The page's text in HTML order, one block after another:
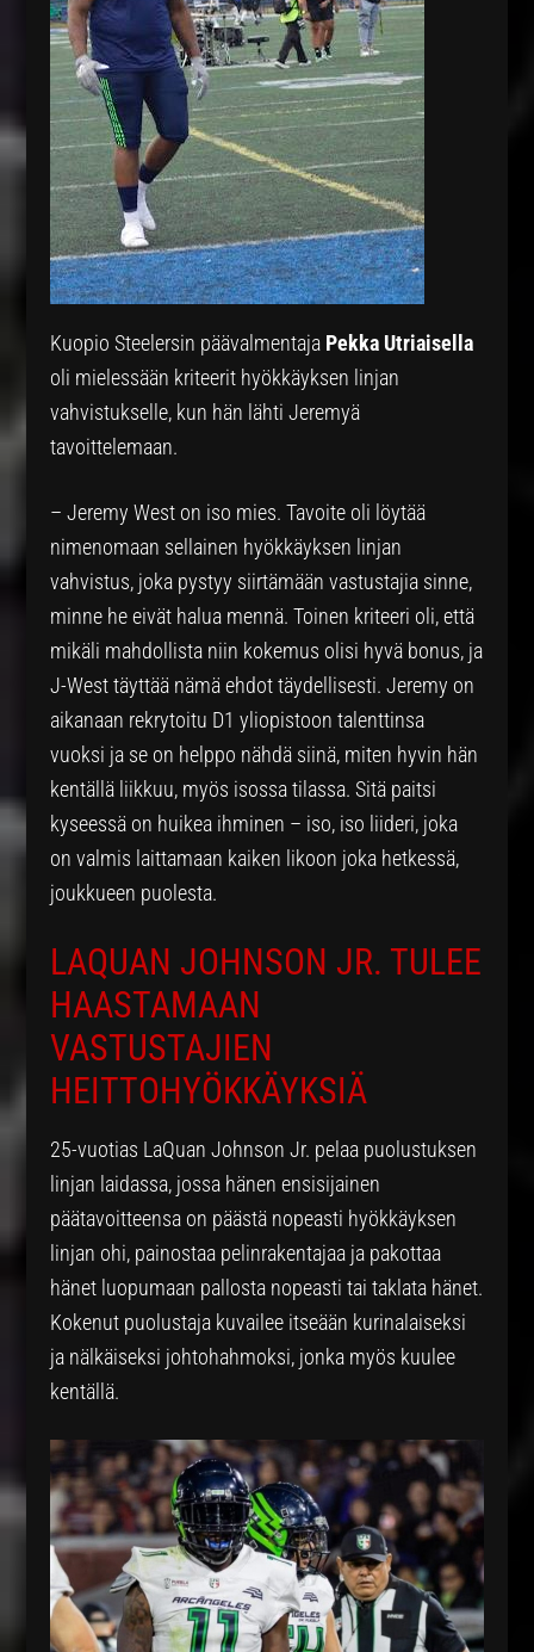
Kuopio Steelersin päävalmentaja Pekka Utriaisella
oli mielessään kriteerit hyökkäyksen linjan
vahvistukselle, kun hän lähti Jeremyä
tavoittelemaan.
– Jeremy West on iso mies. Tavoite oli löytää
nimenomaan sellainen hyökkäyksen linjan
vahvistus, joka pystyy siirtämään vastustajia sinne,
minne he eivät halua mennä. Toinen kriteeri oli, että
mikäli mahdollista niin kokemus olisi hyvä bonus, ja
J-West täyttää nämä ehdot täydellisesti. Jeremy on
aikanaan rekrytoitu D1 yliopistoon talenttinsa
vuoksi ja se on helppo nähdä siinä, miten hyvin hän
kentällä liikkuu, myös isossa tilassa. Sitä paitsi
kyseessä on huikea ihminen – iso, iso liideri, joka
on valmis laittamaan kaiken likoon joka hetkessä,
joukkueen puolesta.
LAQUAN JOHNSON JR. TULEE
HAASTAMAAN
VASTUSTAJIEN
HEITTOHYÖKKÄYKSIÄ
25-vuotias LaQuan Johnson Jr. pelaa puolustuksen
linjan laidassa, jossa hänen ensisijainen
päätavoitteensa on päästä nopeasti hyökkäyksen
linjan ohi, painostaa pelinrakentajaa ja pakottaa
hänet luopumaan pallosta nopeasti tai taklata hänet.
Kokenut puolustaja kuvailee itseään kurinalaiseksi
ja nälkäiseksi johtohahmoksi, jonka myös kuulee
kentällä.